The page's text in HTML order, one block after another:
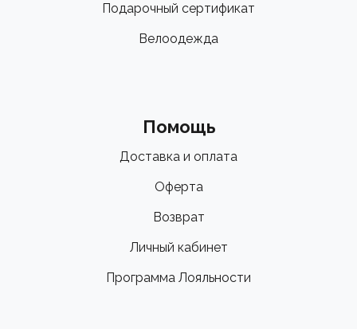
Подарочный сертификат
Велоодежда
Помощь
Доставка и оплата
Оферта
Возврат
Личный кабинет
Программа Лояльности